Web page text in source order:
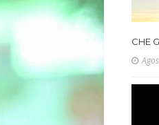
CHE